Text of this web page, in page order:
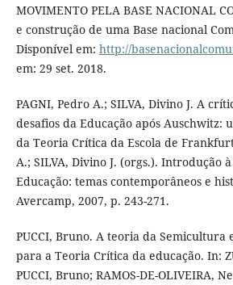
MOVIMENTO PELA BASE NACIONAL
e construção de uma Base nacional
Disponível em: http://
em: 29 set. 2018.
PAGNI, Pedro A.; SILVA, Divino J. A
desafios da Educação após
da Teoria Crítica da Escola de
A.; SILVA, Divino J. (orgs.). Introdução
Educação: temas contemporâneos e
Avercamp, 2007, p. 243-271.
PUCCI, Bruno. A teoria da Semicultura
para a Teoria Crítica da educação. In:
PUCCI, Bruno; RAMOS-DE-OLIVEIRA,